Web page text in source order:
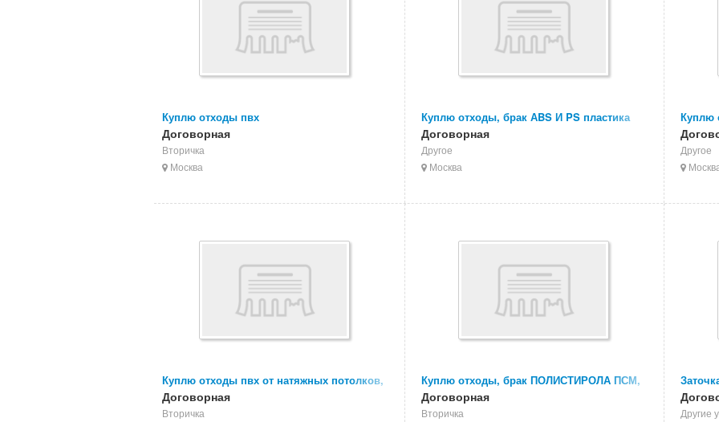
Куплю отходы пвх
Договорная
Вторичка
Москва
Куплю отходы, брак АBS И PS пластика
Договорная
Другое
Москва
Куплю
Другое
Куплю отходы пвх от натяжных потолков,
пвх вырубки, пвх пленки
Договорная
Вторичка
Куплю отходы, брак ПОЛИСТИРОЛА ПСМ,
УПМ
Договорная
Вторичка
Другие